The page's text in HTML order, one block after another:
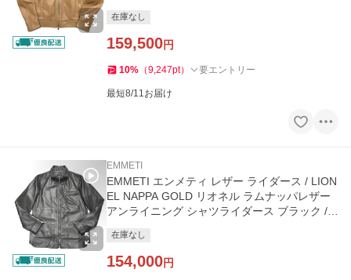
在庫なし
159,500円
10% （9,247pt） 要エントリー
最短8/11お届け
EMMETI
EMMETI エンメティ レザー ライダース / LION
EL NAPPA GOLD リオネル ラムナッパレザー
アンライニング シャツライダース ブラック /
在庫なし
154,000円